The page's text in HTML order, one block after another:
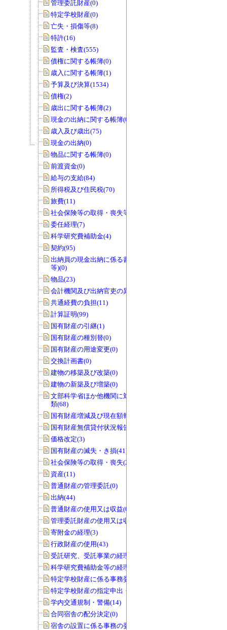
管理委託財産(0)
特定学校財産(0)
亡失・損傷等(8)
特許(16)
監査・検査(555)
債権に関する帳簿(0)
歳入に関する帳簿(1)
予算及び決算(1534)
債権(2)
歳出に関する帳簿(2)
現金の出納に関する帳簿(0)
歳入及び歳出(75)
現金の出納(0)
物品に関する帳簿(0)
前渡資金(0)
給与の支給(84)
所得税及び住民税(70)
旅費(11)
社会保険等の取得・喪失等(0)
委任経理(7)
科学研究費補助金(4)
契約(95)
出納員の現金出納に係る書類(交付伝票
等)(0)
物品(23)
会計機関及び出納官吏の異動(0)
共通経費の負担(11)
計算証明(99)
国有財産の引継(1)
国有財産の種別替(0)
国有財産の用途変更(0)
交換計画書(0)
建物の移築及び改築(0)
建物の新築及び増築(0)
文部科学省ほか他機関に対する報告書
類(68)
国有財産増減及び現在額報告書(32)
国有財産無償貸付状況報告書(0)
価格改定(3)
国有財産の滅失・き損(41)
社会保険等の取得・喪失(25)
資産(11)
普通財産の管理委託(0)
出納(44)
普通財産の使用又は収益(0)
管理委託財産の使用又は収益(0)
寄附金の経理(3)
行政財産の使用(43)
受託研究、受託事業の経理(12)
科学研究費補助金等の経理(5)
特定学校財産に係る事務委任の承認(0)
特定学校財産の指定申出・協議(0)
学内交通規制・警備(14)
合同宿舎の配分決定(0)
宿舎の設置に係る事務の委任(0)